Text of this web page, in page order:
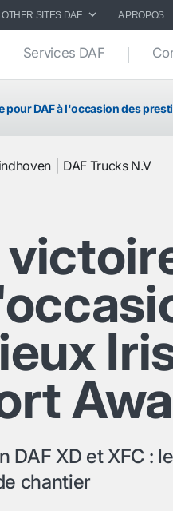
OTHER SITES DAF A PROPOS
Services DAF
pour DAF à l'occasion des
DAF Trucks N.V
DAF XD et XFC :
chantier